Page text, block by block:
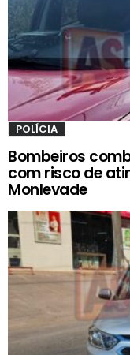
POLÍCIA
Bombeiros
com risco de
Monlevade